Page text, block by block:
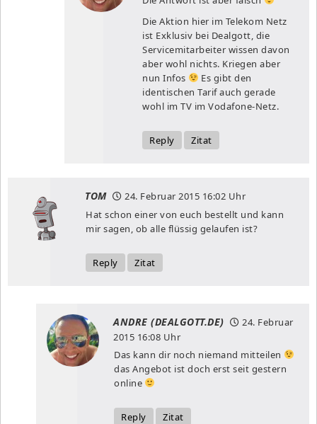
Die Aktion hier im Telekom Netz
ist Exklusiv bei Dealgott, die
Servicemitarbeiter wissen davon
aber wohl nichts. Kriegen aber
nun Infos
Es gibt den
identischen Tarif auch gerade
wohl im TV im Vodafone-Netz.
Reply Zitat
TOM 24. Februar 2015 16:02 Uhr
Hat schon einer von euch bestellt und kann
mir sagen, ob alle flüssig gelaufen ist?
Reply Zitat
ANDRE (DEALGOTT.DE)
24. Februar
2015 16:08 Uhr
Das kann dir noch niemand mitteilen
das Angebot ist doch erst seit gestern
online
Reply Zitat